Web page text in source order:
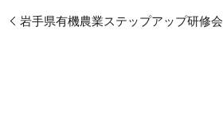
岩手県有機農業ステップアップ研修会